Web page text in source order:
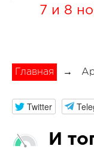
7 и 8
Главная →
Twitter
И